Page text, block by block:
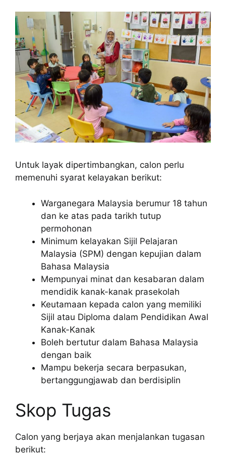
Untuk layak dipertimbangkan, calon perlu
memenuhi syarat kelayakan berikut:
Warganegara Malaysia berumur 18 tahun
dan ke atas pada tarikh tutup
permohonan
Minimum kelayakan Sijil Pelajaran
Malaysia (SPM) dengan kepujian dalam
Bahasa Malaysia
Mempunyai minat dan kesabaran dalam
mendidik kanak-kanak prasekolah
Keutamaan kepada calon yang memiliki
Sijil atau Diploma dalam Pendidikan Awal
Kanak-Kanak
Boleh bertutur dalam Bahasa Malaysia
dengan baik
Mampu bekerja secara berpasukan,
bertanggungjawab dan berdisiplin
Skop Tugas
Calon yang berjaya akan menjalankan tugasan
berikut: